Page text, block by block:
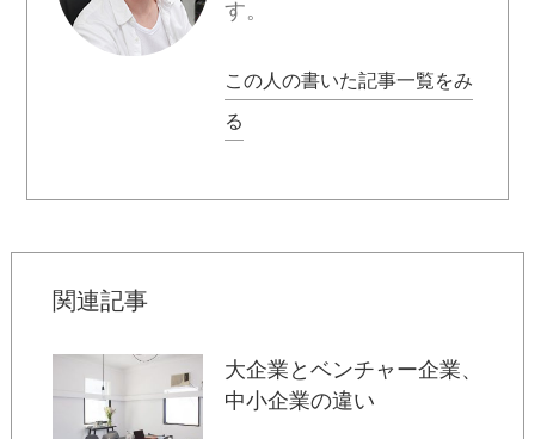
す。
この人の書いた記事一覧をみ
る
関連記事
大企業とベンチャー企業、
中小企業の違い